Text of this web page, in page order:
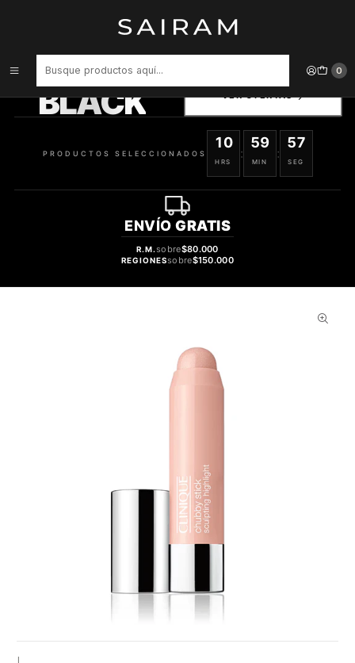
0
CLINIQUE CHUBBY STICK ILUMINADOR 6 GRS HEFTY HIGHLIGHT 01
BLACK
SELECCIONADOS
PRODUCTOS SELECCIONADOS
10
HRS
:
59
MIN
:
56
SEG
ENVÍO GRATIS
R.M.sobre$80.000
REGIONESsobre$150.000